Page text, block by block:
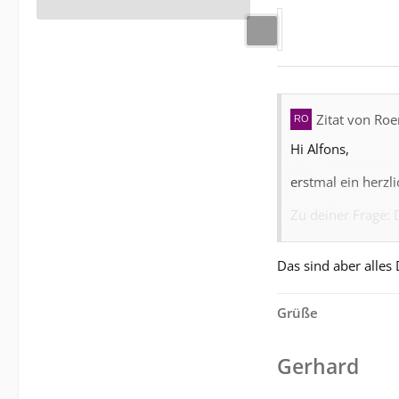
Zitat von
Hi Alfons,
erstmal ein
suchen. Das
Elektronik
Röhrenradio
Gruß,
Das sind aber
Grüße
Gerhard